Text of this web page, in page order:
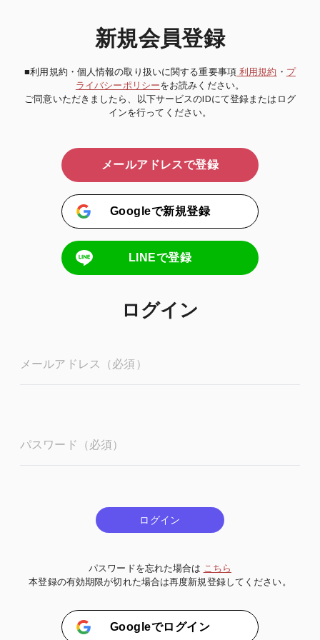
新規会員登録
■利用規約・個人情報の取り扱いに関する重要事項利用規約 ・ プ
ライバシーポリシーをお読みください。
ご同意いただきましたら、以下サービスのIDにて登録またはログ
インを行ってください。
メールアドレスで登録
Googleで新規登録
LINEで登録
ログイン
メールアドレス（必須）
パスワード（必須）
ログイン
パスワードを忘れた場合は こちら
本登録の有効期限が切れた場合は再度新規登録してください。
Googleでログイン